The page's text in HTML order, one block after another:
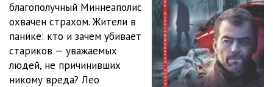
009_Nazhyvka 11:06
010_Nazhyvka 08:32
011_Nazhyvka 11:00
012_Nazhyvka
благополучный Миннеаполис
охвачен страхом. Жители в
панике: кто и зачем убивает
стариков — уважаемых
людей, не причинивших
никому вреда? Лео